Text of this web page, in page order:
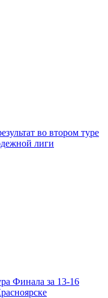
во втором туре
лиги
Финала за 13-16